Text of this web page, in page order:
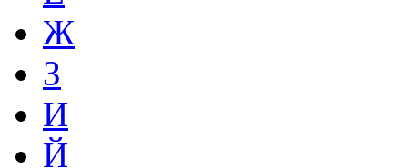
Ж
З
И
Й